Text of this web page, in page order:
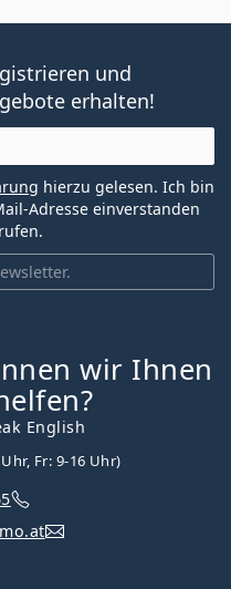
und
erhalten!
hierzu gelesen. Ich bin
Adresse einverstanden
wir Ihnen
English
Fr: 9-16 Uhr)